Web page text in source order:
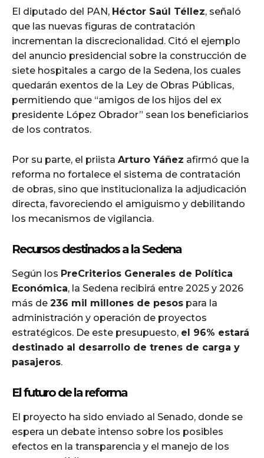
El diputado del PAN, Héctor Saúl Téllez, señaló
que las nuevas figuras de contratación
incrementan la discrecionalidad. Citó el ejemplo
del anuncio presidencial sobre la construcción de
siete hospitales a cargo de la Sedena, los cuales
quedarán exentos de la Ley de Obras Públicas,
permitiendo que “amigos de los hijos del ex
presidente López Obrador” sean los beneficiarios
de los contratos.
Por su parte, el priista Arturo Yáñez afirmó que la
reforma no fortalece el sistema de contratación
de obras, sino que institucionaliza la adjudicación
directa, favoreciendo el amiguismo y debilitando
los mecanismos de vigilancia.
Recursos destinados a la Sedena
Según los PreCriterios Generales de Política
Económica, la Sedena recibirá entre 2025 y 2026
más de 236 mil millones de pesos para la
administración y operación de proyectos
estratégicos. De este presupuesto, el 96% estará
destinado al desarrollo de trenes de carga y
pasajeros.
El futuro de la reforma
El proyecto ha sido enviado al Senado, donde se
espera un debate intenso sobre los posibles
efectos en la transparencia y el manejo de los